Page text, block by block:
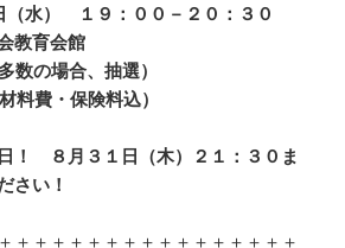
（水） １９：００－２０：３０
教育会館
数の場合、抽選）
料費・保険料込）
！ ８月３１日（木）２１：３０ま
さい！
＋＋＋＋＋＋＋＋＋＋＋＋＋＋＋＋